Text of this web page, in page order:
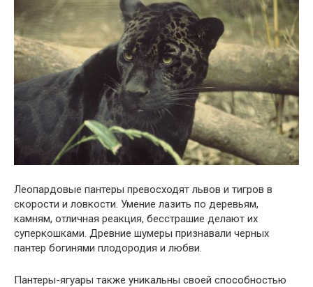
Леопардовые пантеры превосходят львов и тигров в
скорости и ловкости. Умение лазить по деревьям,
камням, отличная реакция, бесстрашие делают их
суперкошками. Древние шумеры признавали черных
пантер богинями плодородия и любви.
Пантеры-ягуары также уникальны своей способностью